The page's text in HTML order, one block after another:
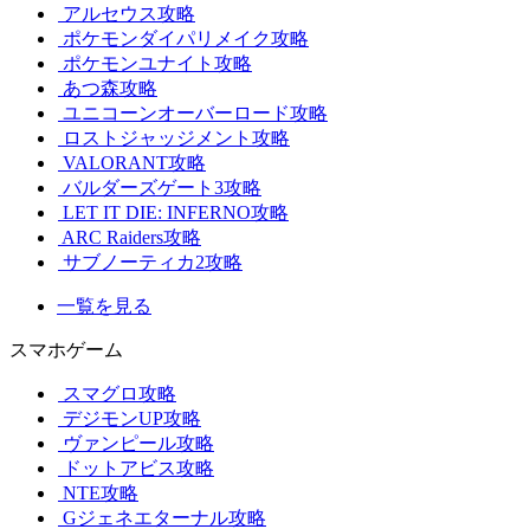
アルセウス攻略
ポケモンダイパリメイク攻略
ポケモンユナイト攻略
あつ森攻略
ユニコーンオーバーロード攻略
ロストジャッジメント攻略
VALORANT攻略
バルダーズゲート3攻略
LET IT DIE: INFERNO攻略
ARC Raiders攻略
サブノーティカ2攻略
一覧を見る
スマホゲーム
スマグロ攻略
デジモンUP攻略
ヴァンピール攻略
ドットアビス攻略
NTE攻略
Gジェネエターナル攻略